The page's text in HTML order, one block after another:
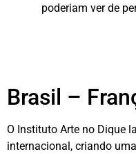
poderiam ver de
Brasil –
O Instituto Arte no Dique
internacional, criando